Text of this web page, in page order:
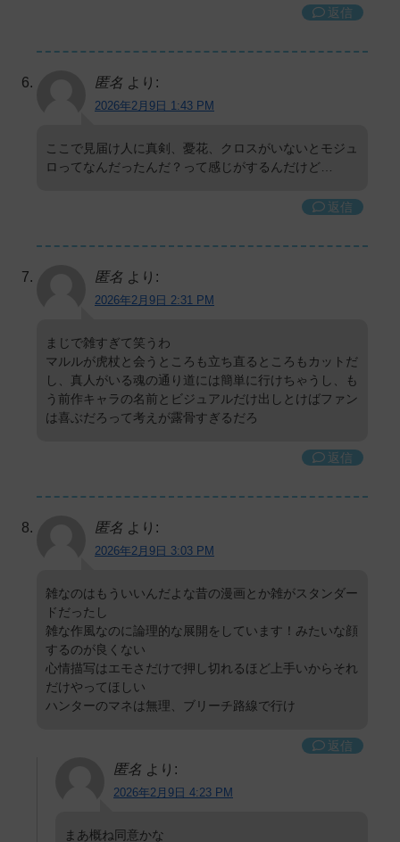
返信
匿名 より:
2026年2月9日 1:43 PM
ここで見届け人に真剣、憂花、クロスがいないとモジュ
ロってなんだったんだ？って感じがするんだけど…
返信
匿名 より:
2026年2月9日 2:31 PM
まじで雑すぎて笑うわ
マルルが虎杖と会うところも立ち直るところもカットだ
し、真人がいる魂の通り道には簡単に行けちゃうし、も
う前作キャラの名前とビジュアルだけ出しとけばファン
は喜ぶだろって考えが露骨すぎるだろ
返信
匿名 より:
2026年2月9日 3:03 PM
雑なのはもういいんだよな昔の漫画とか雑がスタンダー
ドだったし
雑な作風なのに論理的な展開をしています！みたいな顔
するのが良くない
心情描写はエモさだけで押し切れるほど上手いからそれ
だけやってほしい
ハンターのマネは無理、ブリーチ路線で行け
返信
匿名 より:
2026年2月9日 4:23 PM
まあ概ね同意かな